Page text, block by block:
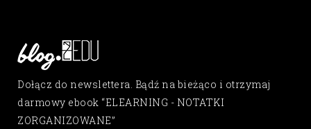
Dołącz do newslettera. Bądź na bieżąco i otrzymaj
darmowy ebook “ELEARNING - NOTATKI
ZORGANIZOWANE”